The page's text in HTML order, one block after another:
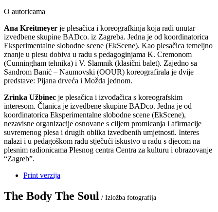
O autoricama
Ana Kreitmeyer je plesačica i koreografkinja koja radi unutar
izvedbene skupine BADco. iz Zagreba. Jedna je od koordinatorica
Eksperimentalne slobodne scene (EkScene). Kao plesačica temeljno
znanje u plesu dobiva u radu s pedagoginjama K. Cremonom
(Cunningham tehnika) i V. Slamnik (klasični balet). Zajedno sa
Sandrom Banić – Naumovski (OOUR) koreografirala je dvije
predstave: Pijana drveća i Možda jednom.
Zrinka Užbinec je plesačica i izvođačica s koreografskim
interesom. Članica je izvedbene skupine BADco. Jedna je od
koordinatorica Eksperimentalne slobodne scene (EkScene),
nezavisne organizacije osnovane s ciljem promicanja i afirmacije
suvremenog plesa i drugih oblika izvedbenih umjetnosti. Interes
nalazi i u pedagoškom radu stječući iskustvo u radu s djecom na
plesnim radionicama Plesnog centra Centra za kulturu i obrazovanje
“Zagreb”.
Print verzija
The Body The Soul / Izložba fotografija